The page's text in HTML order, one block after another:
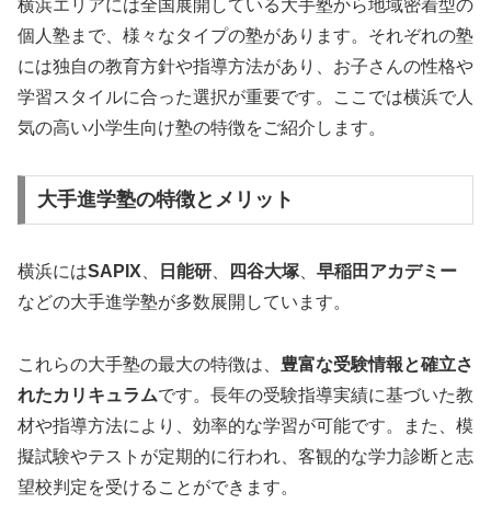
横浜エリアには全国展開している大手塾から地域密着型の
個人塾まで、様々なタイプの塾があります。それぞれの塾
には独自の教育方針や指導方法があり、お子さんの性格や
学習スタイルに合った選択が重要です。ここでは横浜で人
気の高い小学生向け塾の特徴をご紹介します。
大手進学塾の特徴とメリット
横浜にはSAPIX 日能研 四谷大塚、 早稲田アカデミー
などの大手進学塾が多数展開しています。
これらの大手塾の最大の特徴は、 豊富な受験情報と確立さ
れたカリキュラムです。長年の受験指導実績に基づいた教
材や指導方法により、効率的な学習が可能です。また、模
擬試験やテストが定期的に行われ、客観的な学力診断と志
望校判定を受けることができます。